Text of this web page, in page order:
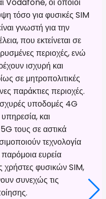
τόσο για φυσικές SIM
γνωστή για την
που εκτείνεται σε
περιοχές, ενώ
ισχυρή και
σε μητροπολιτικές
παράκτιες περιοχές.
υποδομές 4G
και
τους σε αστικά
τεχνολογία
ευρεία
χρήστες φυσικών SIM,
συνεχώς τις